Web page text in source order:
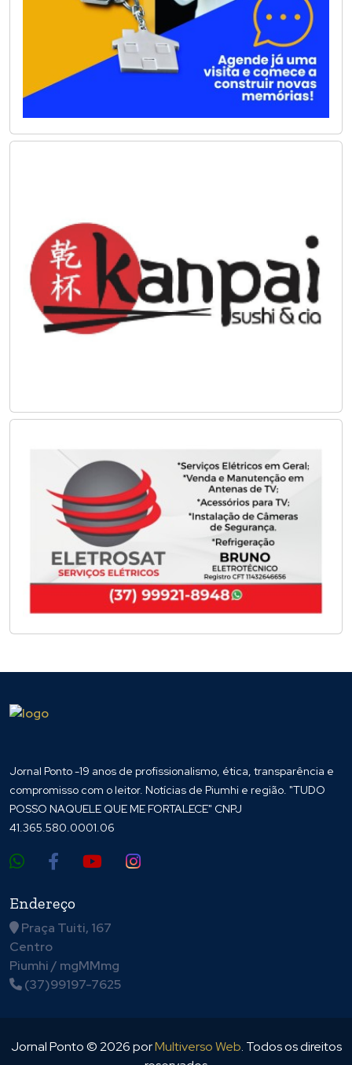
Jornal Ponto -19 anos de profissionalismo, ética, transparência e
compromisso com o leitor. Notícias de Piumhi e região. "TUDO
POSSO NAQUELE QUE ME FORTALECE" CNPJ
41.365.580.0001.06
Endereço
Praça Tuiti, 167
Centro
Piumhi / mgMMmg
(37)99197-7625
Jornal Ponto ©2026porMultiverso Web. Todos os direitos